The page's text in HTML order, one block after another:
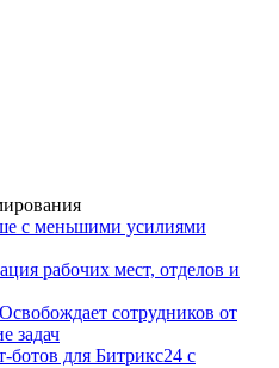
с меньшими усилиями
рабочих мест, отделов и
Освобождает сотрудников от
задач
ботов для Битрикс24 с